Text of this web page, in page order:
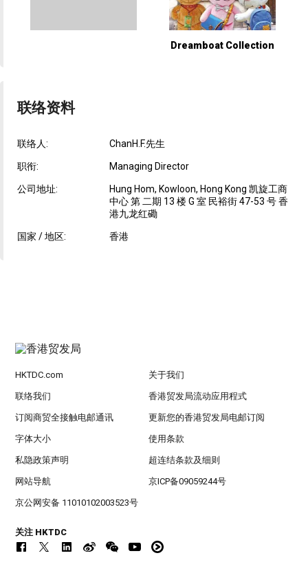
Dreamboat Collection
联络资料
联络人: ChanH.F.先生
职衔: Managing Director
公司地址:
Hung Hom, Kowloon, Hong Kong 凯旋工商
中心 第 二期 13 楼 G 室 民裕街 47-53 号 香
港九龙红磡
国家 / 地区: 香港
HKTDC.com 关于我们
联络我们 香港贸发局流动应用程式
订阅商贸全接触电邮通讯 更新您的香港贸发局电邮订阅
字体大小 使用条款
私隐政策声明 超连结条款及细则
网站导航 京ICP备09059244号
京公网安备 11010102003523号
关注 HKTDC